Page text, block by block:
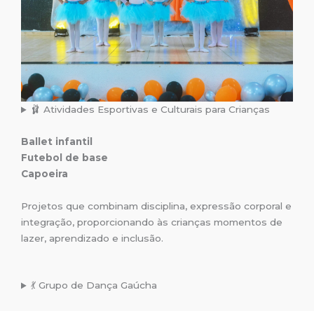
🩰 Atividades Esportivas e Culturais para Crianças
Ballet infantil
Futebol de base
Capoeira
Projetos que combinam disciplina, expressão corporal e
integração, proporcionando às crianças momentos de
lazer, aprendizado e inclusão.
💃 Grupo de Dança Gaúcha